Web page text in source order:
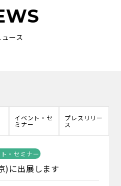
ュース
イベント・セ
ミナー
プレスリリー
ス
・セミナー
)に出展します